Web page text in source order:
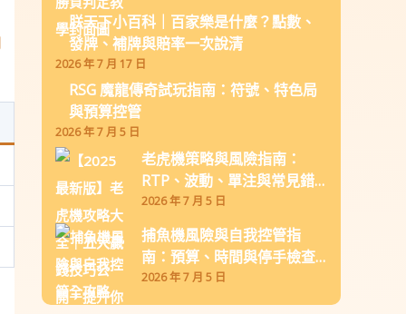
朕天下小百科｜百家樂是什麼？點數、
發牌、補牌與賠率一次說清
2026 年 7 月 17 日
RSG 魔龍傳奇試玩指南：符號、特色局
與預算控管
2026 年 7 月 5 日
老虎機策略與風險指南：
RTP、波動、單注與常見錯
誤
2026 年 7 月 5 日
捕魚機風險與自我控管指
南：預算、時間與停手檢查
表
2026 年 7 月 5 日